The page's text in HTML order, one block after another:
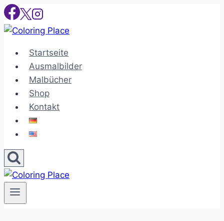
Skip
to
content
Startseite
Ausmalbilder
Malbücher
Shop
Kontakt